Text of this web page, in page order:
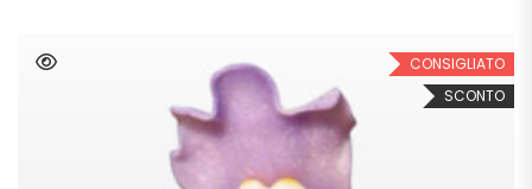
CONSIGLIATO
SCONTO